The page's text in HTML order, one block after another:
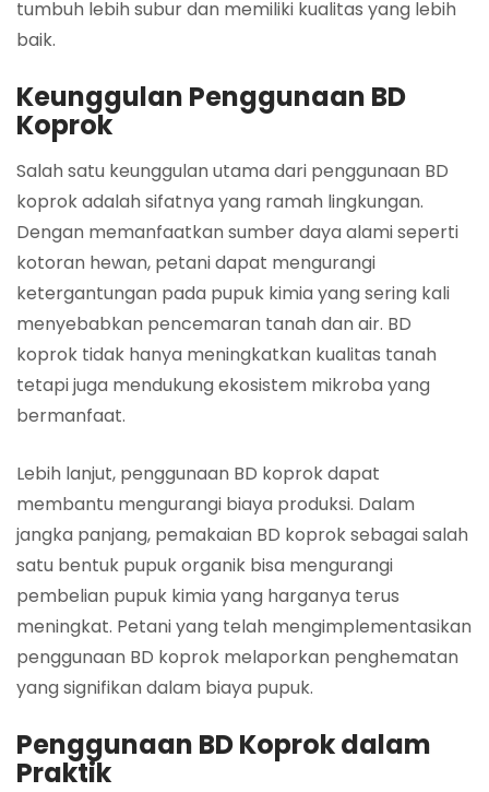
tumbuh lebih subur dan memiliki kualitas yang lebih
baik.
Keunggulan Penggunaan BD
Koprok
Salah satu keunggulan utama dari penggunaan BD
koprok adalah sifatnya yang ramah lingkungan.
Dengan memanfaatkan sumber daya alami seperti
kotoran hewan, petani dapat mengurangi
ketergantungan pada pupuk kimia yang sering kali
menyebabkan pencemaran tanah dan air. BD
koprok tidak hanya meningkatkan kualitas tanah
tetapi juga mendukung ekosistem mikroba yang
bermanfaat.
Lebih lanjut, penggunaan BD koprok dapat
membantu mengurangi biaya produksi. Dalam
jangka panjang, pemakaian BD koprok sebagai salah
satu bentuk pupuk organik bisa mengurangi
pembelian pupuk kimia yang harganya terus
meningkat. Petani yang telah mengimplementasikan
penggunaan BD koprok melaporkan penghematan
yang signifikan dalam biaya pupuk.
Penggunaan BD Koprok dalam
Praktik